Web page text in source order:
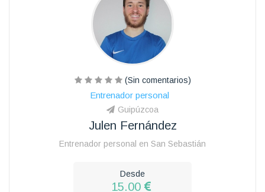
(Sin comentarios)
Entrenador personal
Guipúzcoa
Julen Fernández
Entrenador personal en San Sebastián
Desde
15.00